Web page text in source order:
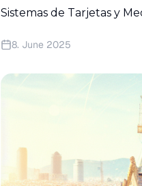
Sistemas de Tarjetas y
8. June 2025